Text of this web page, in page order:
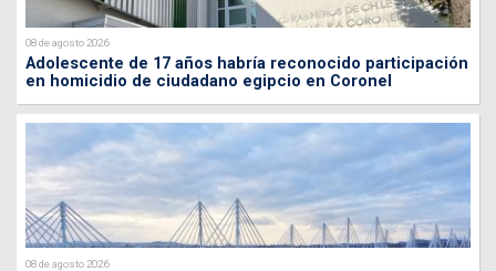
08 de agosto 2026
Adolescente de 17 años habría reconocido participación
en homicidio de ciudadano egipcio en Coronel
08 de agosto 2026